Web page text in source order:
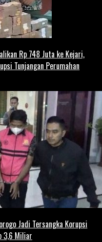
Rp 748 Juta ke Kejari,
Tunjangan Perumahan
Jadi Tersangka Korupsi
3,6 Miliar